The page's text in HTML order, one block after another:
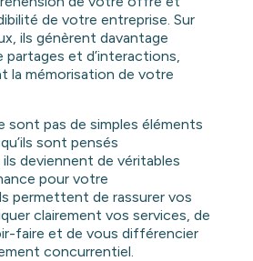
de votre entreprise. Sur
ils génèrent davantage
partages et d’interactions,
la mémorisation de votre
sont pas de simples éléments
sont pensés
deviennent de véritables
pour votre
permettent de rassurer vos
clairement vos services, de
faire et de vous différencier
concurrentiel.